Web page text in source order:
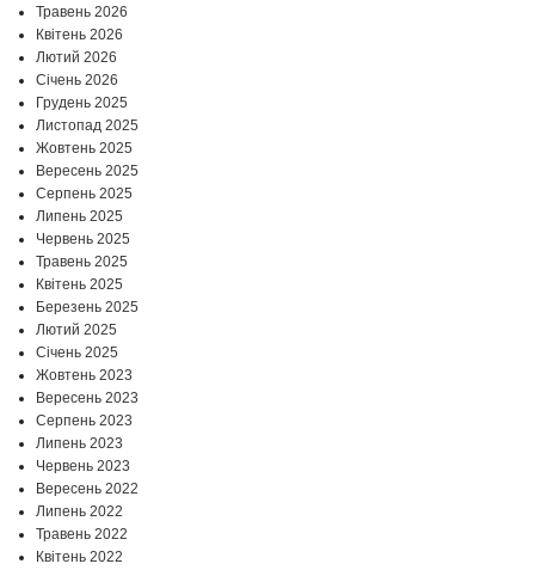
Травень 2026
Квітень 2026
Лютий 2026
Січень 2026
Грудень 2025
Листопад 2025
Жовтень 2025
Вересень 2025
Серпень 2025
Липень 2025
Червень 2025
Травень 2025
Квітень 2025
Березень 2025
Лютий 2025
Січень 2025
Жовтень 2023
Вересень 2023
Серпень 2023
Липень 2023
Червень 2023
Вересень 2022
Липень 2022
Травень 2022
Квітень 2022